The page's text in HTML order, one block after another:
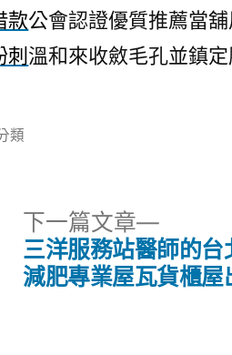
款公會認證優質推薦當
刺 溫和來收斂毛孔並鎮定
類
下一篇文章
下
一
篇
三洋服務站醫師的台
減肥專業屋瓦貨櫃屋